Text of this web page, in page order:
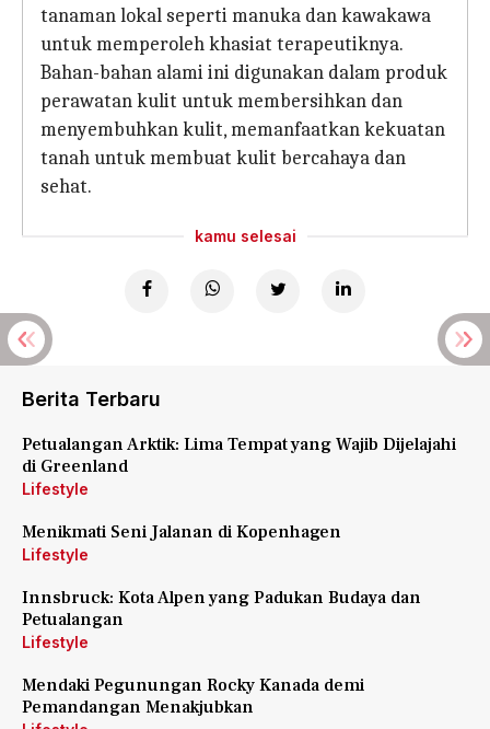
tanaman lokal seperti manuka dan kawakawa
untuk memperoleh khasiat terapeutiknya.
Bahan-bahan alami ini digunakan dalam produk
perawatan kulit untuk membersihkan dan
menyembuhkan kulit, memanfaatkan kekuatan
tanah untuk membuat kulit bercahaya dan
sehat.
kamu selesai
Berita Terbaru
Petualangan Arktik: Lima Tempat yang Wajib Dijelajahi
di Greenland
Lifestyle
Menikmati Seni Jalanan di Kopenhagen
Lifestyle
Innsbruck: Kota Alpen yang Padukan Budaya dan
Petualangan
Lifestyle
Mendaki Pegunungan Rocky Kanada demi
Pemandangan Menakjubkan